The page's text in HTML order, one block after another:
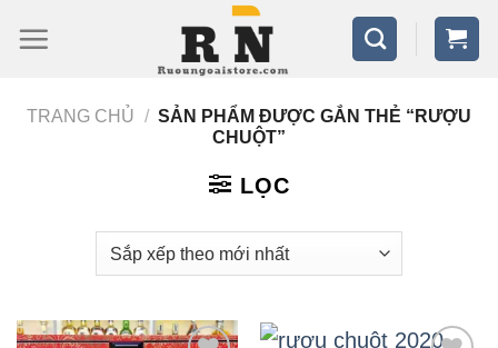
qua
dungTRANG CHỦ / SẢN PHẨM ĐƯỢC GẮN THẺ “RƯỢU
CHUỘT”
LỌC